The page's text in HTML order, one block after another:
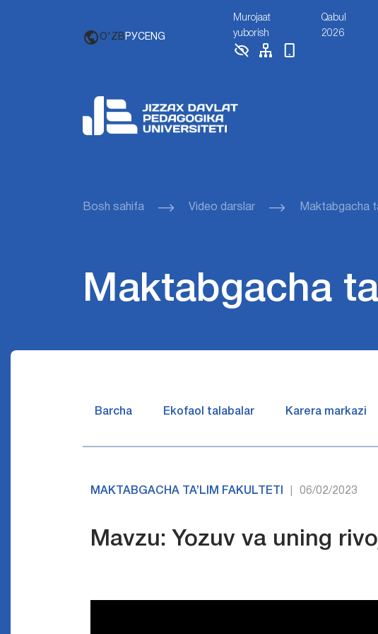
O'ZB РУСENG
Murojaat
yuborish
Qabul
2026
Bosh sahifa Video darslar Maktabgacha
Maktabgacha
Barcha Ekofaol talabalar Karera markazi
MAKTABGACHA TA’LIM FAKULTETI 06/02/2023
Mavzu: Yozuv va uning